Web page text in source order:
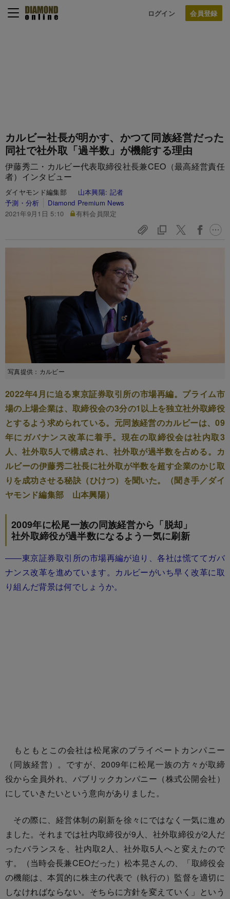
ログイン
カルビー社長が明かす、かつて同族経営だった
同社で社外取「過半数」が機能する理由
伊藤秀二・カルビー代表取締役社長兼CEO（最高経営責任
者）インタビュー
ダイヤモンド編集部 山本興陽: 記者
予測・分析
Diamond Premium News
2021年9月1日 5:10
有料会員限定
写真提供：カルビー
2022年4月に迫る東京証券取引所の市場再編。プライム市
場の上場企業は、取締役会の3分の1以上を独立社外取締役
とするよう求められている。元同族経営のカルビーは、09
年にガバナンス改革に着手。現在の取締役会は社内取3
人、社外取5人で構成され、社外取が過半数を占める。カ
ルビーの伊藤秀二社長に社外取が半数を超す企業のかじ取
りを成功させる秘訣（ひけつ）を聞いた。（聞き手／ダイ
ヤモンド編集部 山本興陽）
2009年に松尾一族の同族経営から「脱却」
社外取締役が過半数になるよう一気に刷新
――東京証券取引所の市場再編が迫り、各社は慌ててガバ
ナンス改革を進めています。カルビーがいち早く改革に取
り組んだ背景は何でしょうか。
もともとこの会社は松尾家のプライベートカンパニー
（同族経営）。ですが、2009年に松尾一族の方々が取締
役から全員外れ、パブリックカンパニー（株式公開会社）
にしていきたいという意向がありました。
その際に、経営体制の刷新を徐々にではなく一気に進め
ました。それまでは社内取締役が9人、社外取締役が2人だ
ったバランスを、社内取2人、社外取5人へと変えたので
す。（当時会長兼CEOだった）松本晃さんの、「取締役会
の機能は、本質的に株主の代表で（執行の）監督を適切に
しなければならない。そちらに方針を変えていく」という